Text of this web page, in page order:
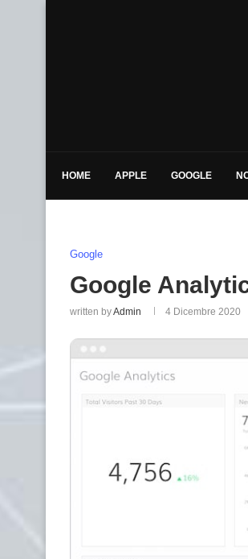
HOME APPLE GOOGLE
Google
Google
written byAdmin 4 Dicembre 2020